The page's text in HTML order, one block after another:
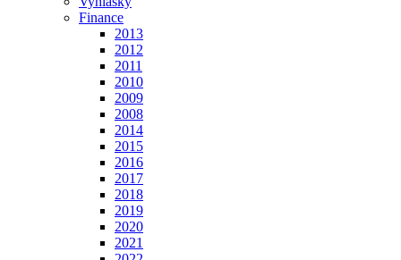
Finance
2013
2012
2011
2010
2009
2008
2014
2015
2016
2017
2018
2019
2020
2021